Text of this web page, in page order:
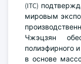
(ITC)
мировым
Чжэцзян
полиэфирного
в основе